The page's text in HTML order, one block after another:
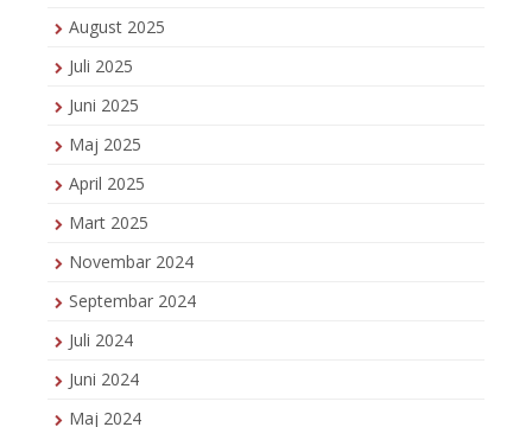
August 2025
Juli 2025
Juni 2025
Maj 2025
April 2025
Mart 2025
Novembar 2024
Septembar 2024
Juli 2024
Juni 2024
Maj 2024